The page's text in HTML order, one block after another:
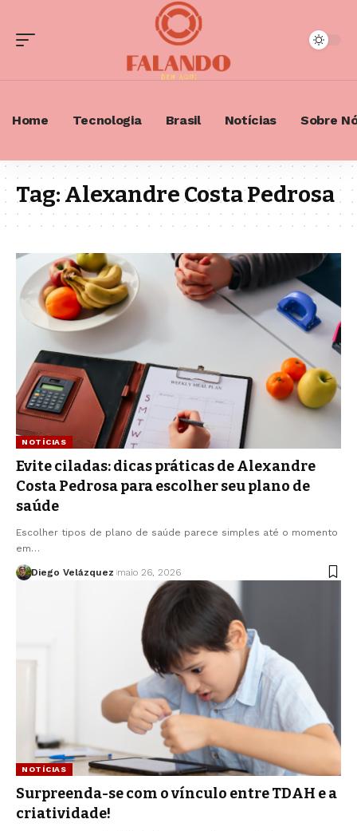
Home Tecnologia Brasil Notícias Sobre
Tag:Alexandre Costa Pedrosa
NOTÍCIAS
Evite ciladas: dicas práticas de Alexandre
Costa Pedrosa para escolher seu plano de
saúde
Escolher tipos de plano de saúde parece simples até o momento
em…
Diego Velázquez maio 26, 2026
NOTÍCIAS
Surpreenda-se com o vínculo entre TDAH e a
criatividade!